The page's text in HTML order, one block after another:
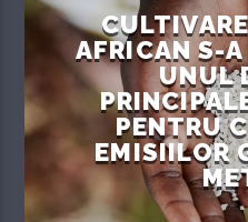
AFRICAN S-
UNUL
PENTRU
EMISIILOR